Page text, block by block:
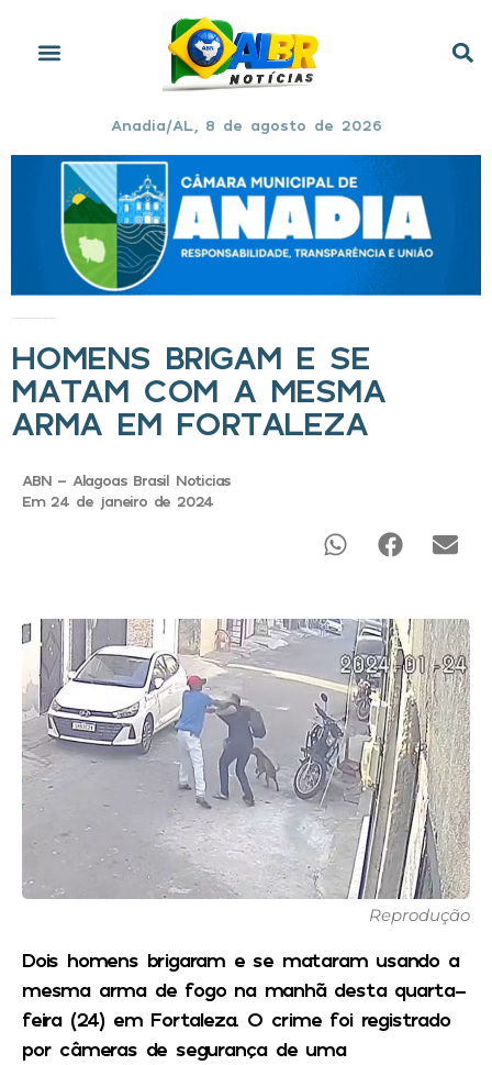
Anadia/AL, 8 de agosto de 2026
HOMENS BRIGAM E SE
MATAM COM A MESMA
ARMA EM FORTALEZA
ABN - Alagoas Brasil Noticias
Em 24 de janeiro de 2024
Reprodução
Dois homens brigaram e se mataram usando a
mesma arma de fogo na manhã desta quarta-
feira (24) em Fortaleza. O crime foi registrado
por câmeras de segurança de uma